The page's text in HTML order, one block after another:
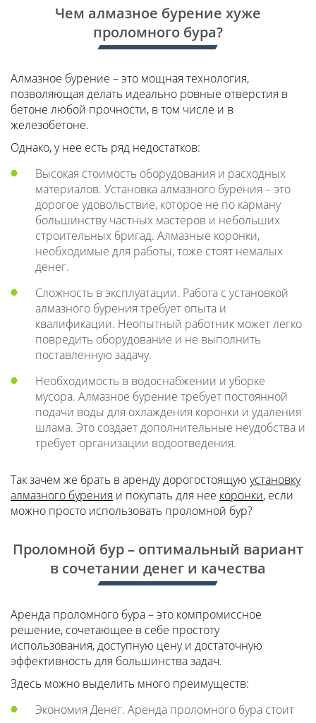
Чем алмазное бурение хуже
проломного бура?
Алмазное бурение – это мощная технология,
позволяющая делать идеально ровные отверстия в
бетоне любой прочности, в том числе и в
железобетоне.
Однако, у нее есть ряд недостатков:
Высокая стоимость оборудования и расходных
материалов. Установка алмазного бурения – это
дорогое удовольствие, которое не по карману
большинству частных мастеров и небольших
строительных бригад. Алмазные коронки,
необходимые для работы, тоже стоят немалых
денег.
Сложность в эксплуатации. Работа с установкой
алмазного бурения требует опыта и
квалификации. Неопытный работник может легко
повредить оборудование и не выполнить
поставленную задачу.
Необходимость в водоснабжении и уборке
мусора. Алмазное бурение требует постоянной
подачи воды для охлаждения коронки и удаления
шлама. Это создает дополнительные неудобства и
требует организации водоотведения.
Так зачем же брать в аренду дорогостоящую установку
алмазного бурения и покупать для нее коронки, если
можно просто использовать проломной бур?
Проломной бур – оптимальный вариант
в сочетании денег и качества
Аренда проломного бура – это компромиссное
решение, сочетающее в себе простоту
использования, доступную цену и достаточную
эффективность для большинства задач.
Здесь можно выделить много преимуществ:
Экономия Денег. Аренда проломного бура стоит